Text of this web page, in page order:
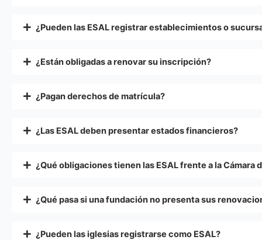
¿Pueden las ESAL registrar establecimientos o
¿Están obligadas a renovar su inscripción?
¿Pagan derechos de matrícula?
¿Las ESAL deben presentar estados financieros?
¿Qué obligaciones tienen las ESAL frente a la
¿Qué pasa si una fundación no presenta sus
¿Pueden las iglesias registrarse como ESAL?